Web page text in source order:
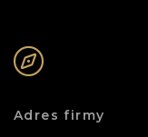
Adres firmy